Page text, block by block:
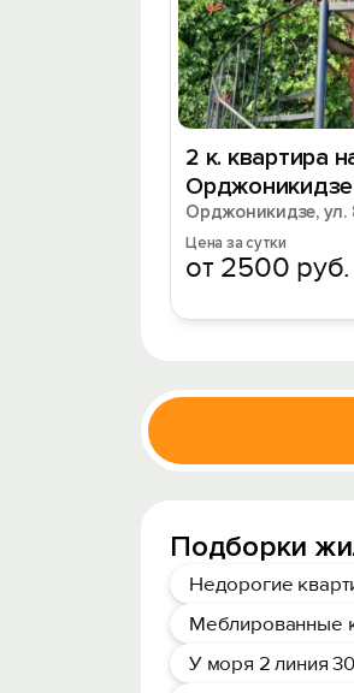
2 к. квартира
Орджоникидзе
Орджоникидзе, ул.
Цена за сутки
от 2500 руб.
Подборки
Недорогие
Меблированные
У моря 2 линия